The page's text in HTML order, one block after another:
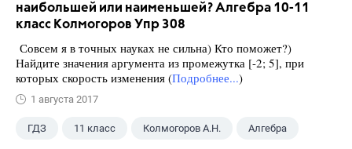
наибольшей или наименьшей? Алгебра 10-11
класс Колмогоров Упр 308
Совсем я в точных науках не сильна) Кто поможет?)
Найдите значения аргумента из промежутка [-2; 5], при
которых скорость изменения (Подробнее...)
1 августа 2017
ГДЗ 11 класс Колмогоров А.Н. Алгебра